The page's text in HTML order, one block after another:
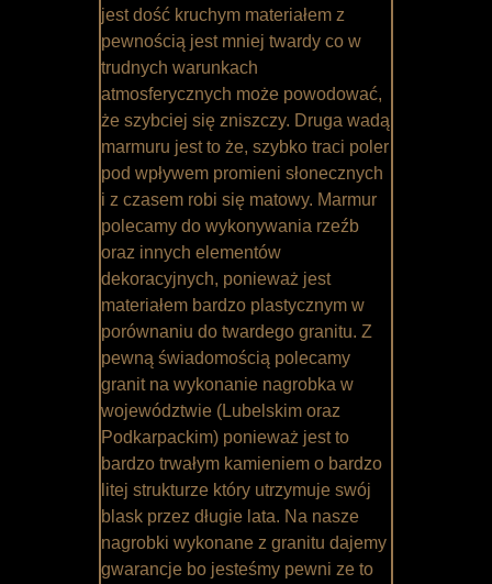
jest dość kruchym materiałem z
pewnością jest mniej twardy co w
trudnych warunkach
atmosferycznych może powodować,
że szybciej się zniszczy. Druga wadą
marmuru jest to że, szybko traci poler
pod wpływem promieni słonecznych
i z czasem robi się matowy. Marmur
polecamy do wykonywania rzeźb
oraz innych elementów
dekoracyjnych, ponieważ jest
materiałem bardzo plastycznym w
porównaniu do twardego granitu. Z
pewną świadomością polecamy
granit na wykonanie nagrobka w
województwie (Lubelskim oraz
Podkarpackim) ponieważ jest to
bardzo trwałym kamieniem o bardzo
litej strukturze który utrzymuje swój
blask przez długie lata. Na nasze
nagrobki wykonane z granitu dajemy
gwarancje bo jesteśmy pewni ze to